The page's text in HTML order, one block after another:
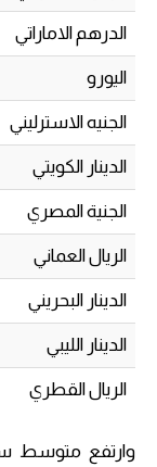
الدرهم الاماراتي
اليورو
الجنيه الاسترليني
الدينار الكويتي
الجنية المصري
الريال العماني
الدينار البحريني
الدينار الليبي
الريال القطري
وارتفع متوسط